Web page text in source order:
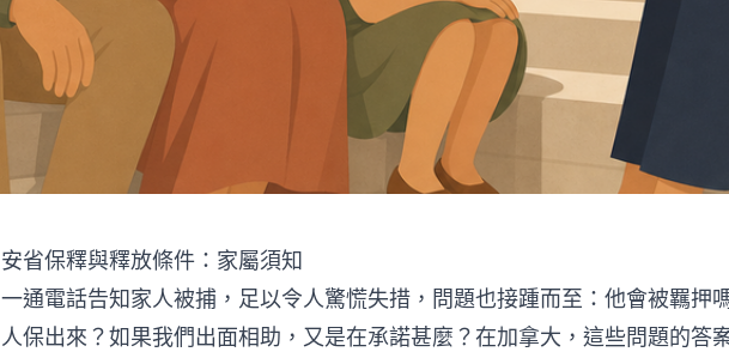
安省保釋與釋放條件：家屬須知
一通電話告知家人被捕，足以令人驚慌失措，問題也接踵而至：他會被羈押
人保出來？如果我們出面相助，又是在承諾甚麼？在加拿大，這些問題的答